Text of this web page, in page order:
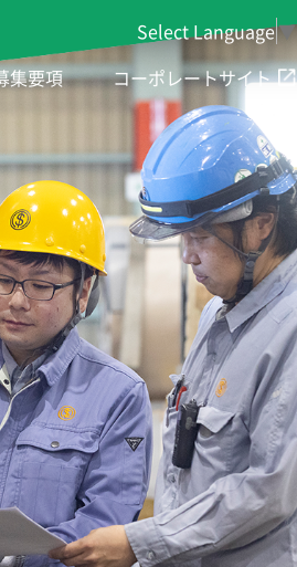
Select Language▼
集要項
コーポレートサイト